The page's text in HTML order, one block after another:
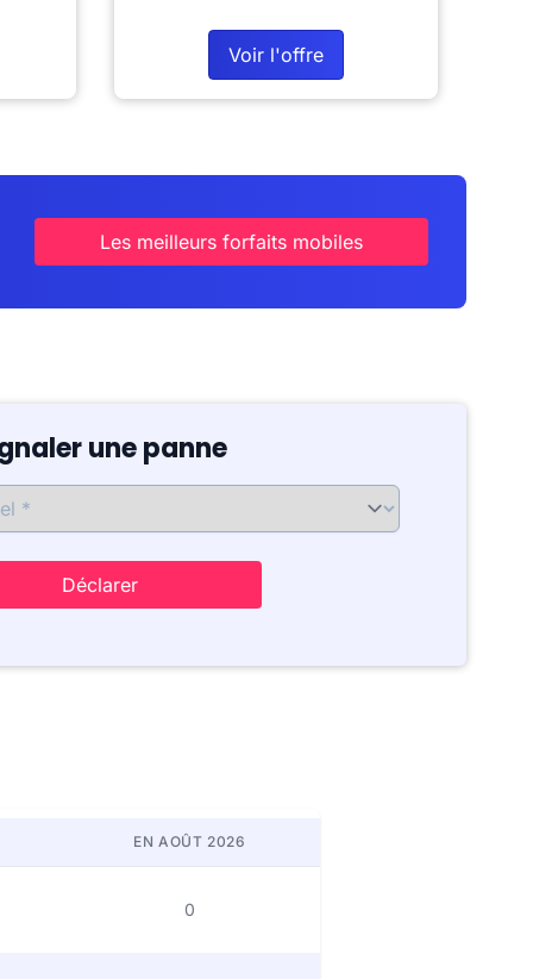
Voir l'offre
Les meilleurs forfaits mobiles
une panne
Déclarer
EN AOÛT 2026
0